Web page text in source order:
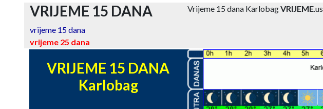
VRIJEME 15 DANA Vrijeme 15 dana KarlobagVRIJEME.us
vrijeme 15 dana
vrijeme 25 dana
VRIJEME 15 DANA
Karlobag